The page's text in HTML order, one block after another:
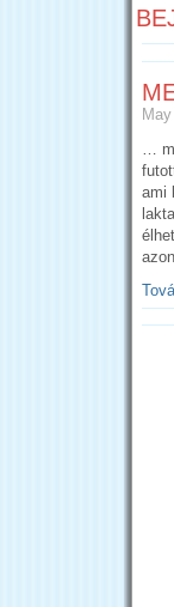
…
ami